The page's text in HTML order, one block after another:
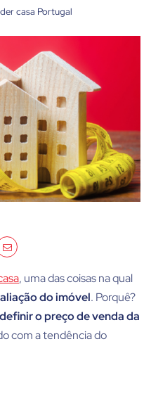
casa Portugal
, uma das coisas na qual
do imóvel. Porquê?
definir o preço de venda da
com a tendência do